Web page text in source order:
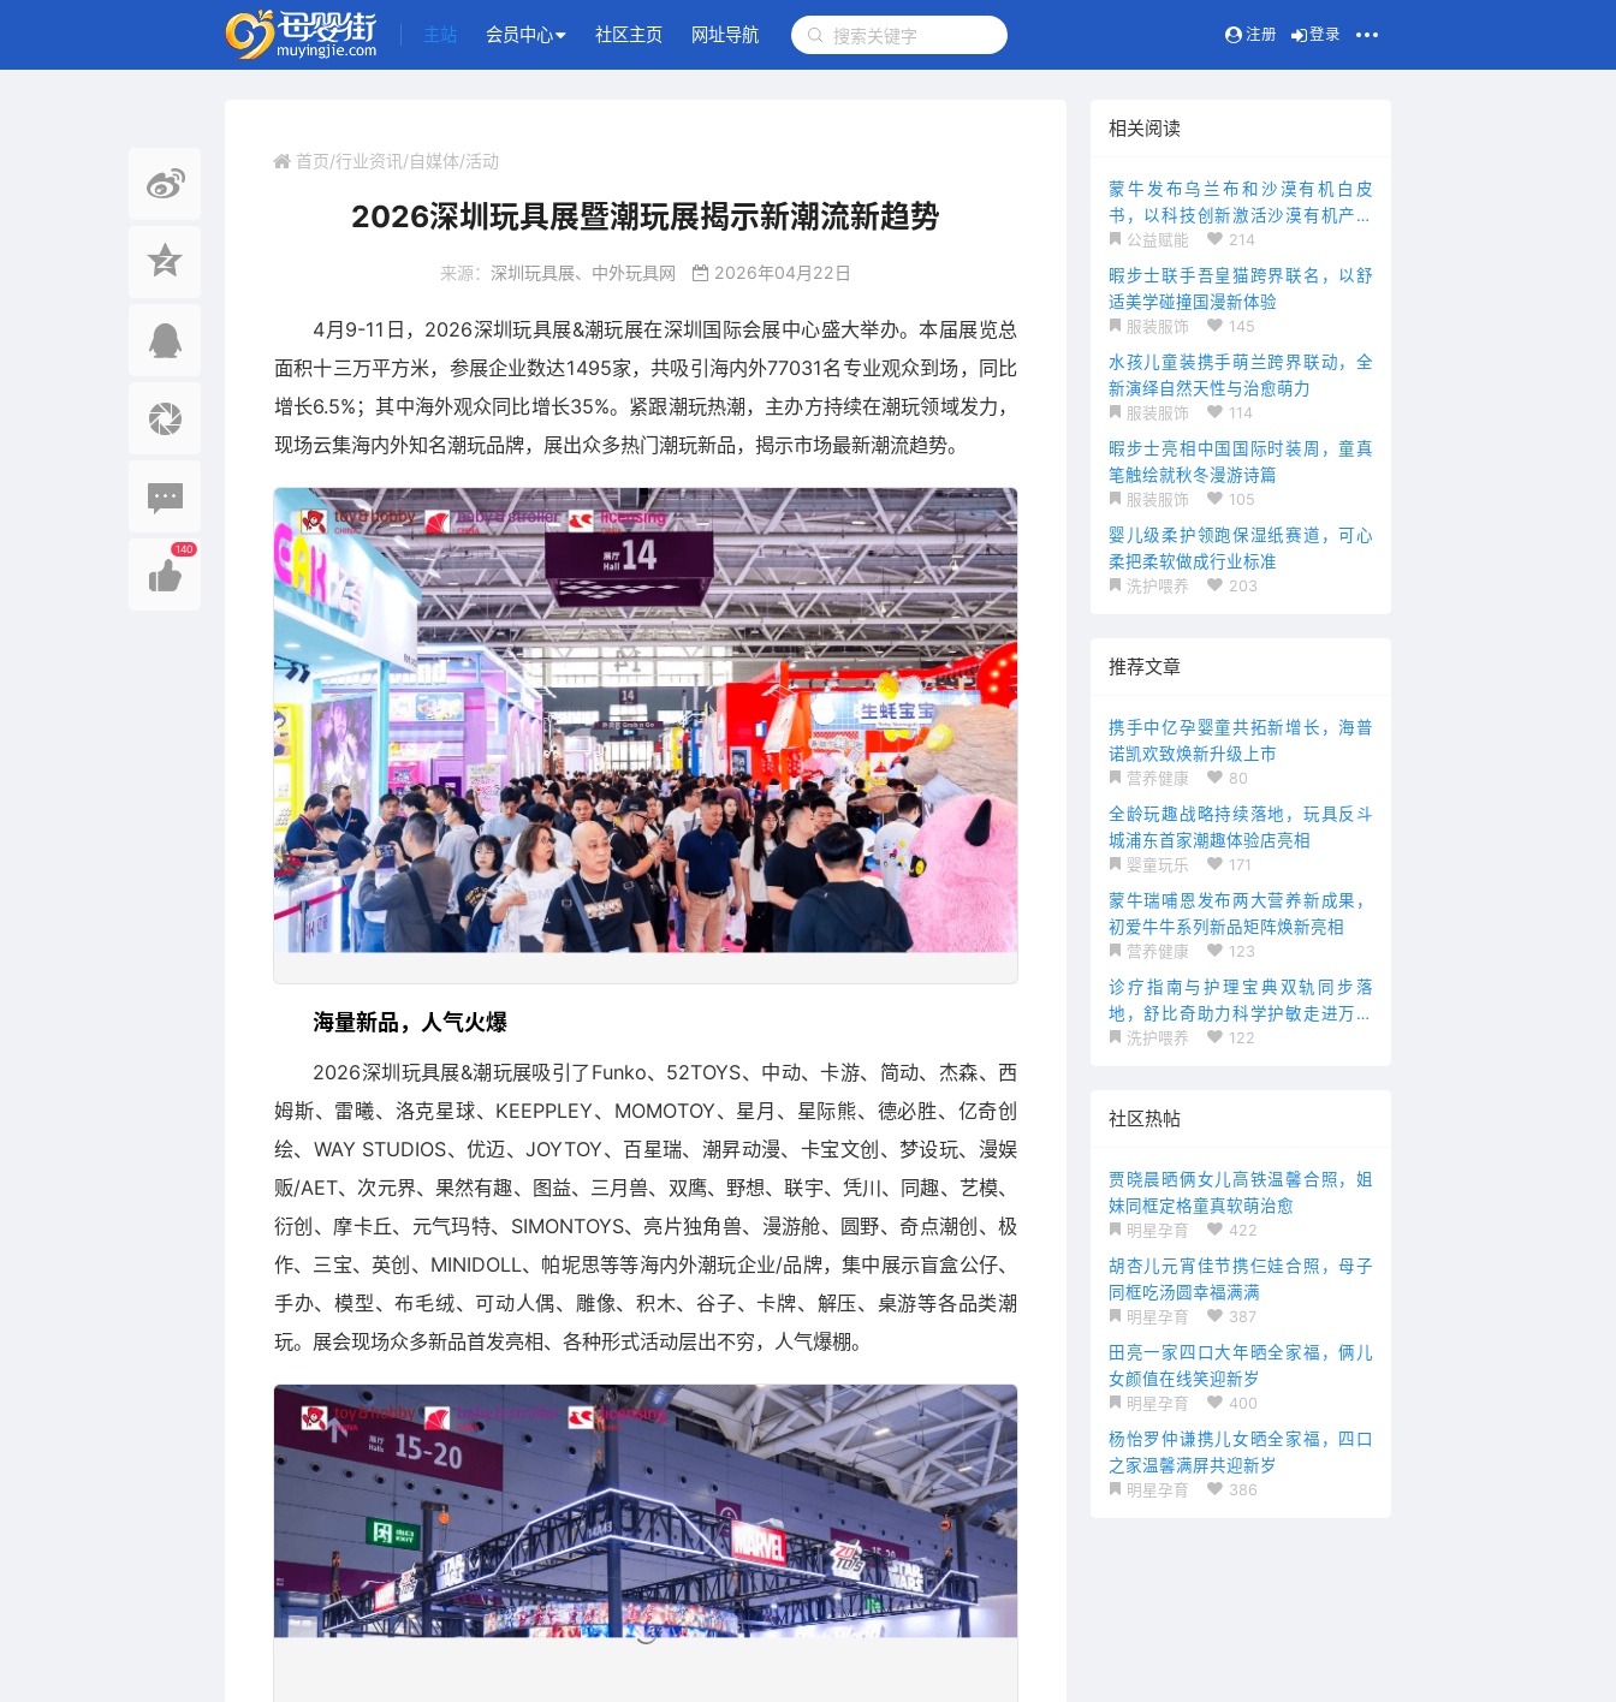
主站 会员中心 社区主页 网址导航 注册 登录
140
首页/行业资讯/自媒体/活动
2026深圳玩具展暨潮玩展揭示新潮流新趋势
来源： 深圳玩具展、中外玩具网 2026年04月22日
4月9-11日，2026深圳玩具展&潮玩展在深圳国际会展中心盛大举办。本届展览总
面积十三万平方米，参展企业数达1495家，共吸引海内外77031名专业观众到场，同比
增长6.5%；其中海外观众同比增长35%。紧跟潮玩热潮，主办方持续在潮玩领域发力，
现场云集海内外知名潮玩品牌，展出众多热门潮玩新品，揭示市场最新潮流趋势。
海量新品，人气火爆
2026深圳玩具展&潮玩展吸引了Funko、52TOYS、中动、卡游、简动、杰森、西
姆斯、雷曦、洛克星球、KEEPPLEY、MOMOTOY、星月、星际熊、德必胜、亿奇创
绘、WAY STUDIOS、优迈、JOYTOY、百星瑞、潮昇动漫、卡宝文创、梦设玩、漫娱
贩/AET、次元界、果然有趣、图益、三月兽、双鹰、野想、联宇、凭川、同趣、艺模、
衍创、摩卡丘、元气玛特、SIMONTOYS、亮片独角兽、漫游舱、圆野、奇点潮创、极
作、三宝、英创、MINIDOLL、帕坭思等等海内外潮玩企业/品牌，集中展示盲盒公仔、
手办、模型、布毛绒、可动人偶、雕像、积木、谷子、卡牌、解压、桌游等各品类潮
玩。展会现场众多新品首发亮相、各种形式活动层出不穷，人气爆棚。
相关阅读
蒙牛发布乌兰布和沙漠有机白皮
书，以科技创新激活沙漠有机产业
价值公益赋能 214
暇步士联手吾皇猫跨界联名，以舒
适美学碰撞国漫新体验
服装服饰 145
水孩儿童装携手萌兰跨界联动，全
新演绎自然天性与治愈萌力
服装服饰 114
暇步士亮相中国国际时装周，童真
笔触绘就秋冬漫游诗篇
服装服饰 105
婴儿级柔护领跑保湿纸赛道，可心
柔把柔软做成行业标准
洗护喂养 203
推荐文章
携手中亿孕婴童共拓新增长，海普
诺凯欢致焕新升级上市
营养健康 80
全龄玩趣战略持续落地，玩具反斗
城浦东首家潮趣体验店亮相
婴童玩乐 171
蒙牛瑞哺恩发布两大营养新成果，
初爱牛牛系列新品矩阵焕新亮相
营养健康 123
诊疗指南与护理宝典双轨同步落
地，舒比奇助力科学护敏走进万千
家庭洗护喂养 122
社区热帖
贾晓晨晒俩女儿高铁温馨合照，姐
妹同框定格童真软萌治愈
明星孕育 422
胡杏儿元宵佳节携仨娃合照，母子
同框吃汤圆幸福满满
明星孕育 387
田亮一家四口大年晒全家福，俩儿
女颜值在线笑迎新岁
明星孕育 400
杨怡罗仲谦携儿女晒全家福，四口
之家温馨满屏共迎新岁
明星孕育 386